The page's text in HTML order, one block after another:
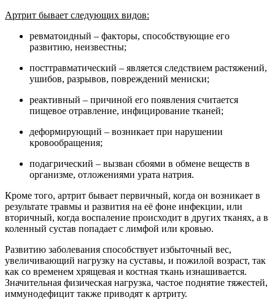
Артрит бывает следующих видов:
ревматоидный – факторы, способствующие его
развитию, неизвестны;
посттравматический – является следствием растяжений,
ушибов, разрывов, повреждений мениски;
реактивный – причиной его появления считается
пищевое отравление, инфицирование тканей;
деформирующий – возникает при нарушении
кровообращения;
подагрический – вызван сбоями в обмене веществ в
организме, отложениями урата натрия.
Кроме того, артрит бывает первичный, когда он возникает в
результате травмы и развития на её фоне инфекции, или
вторичный, когда воспаление происходит в других тканях, а в
коленный сустав попадает с лимфой или кровью.
Развитию заболевания способствует избыточный вес,
увеличивающий нагрузку на суставы, и пожилой возраст, так
как со временем хрящевая и костная ткань изнашивается.
Значительная физическая нагрузка, частое поднятие тяжестей,
иммунодефицит также приводят к артриту.